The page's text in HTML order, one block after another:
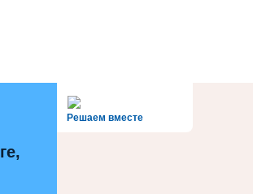
alt='Госуслуги' />
Решаем вместе